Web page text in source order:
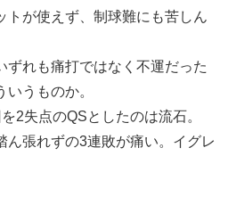
トが使えず、制球難にも苦しん
ずれも痛打ではなく不運だった
うものか。
2失点のQSとしたのは流石。
ん張れずの3連敗が痛い。イグレ